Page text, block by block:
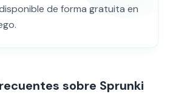
de forma gratuita en
sobre Sprunki